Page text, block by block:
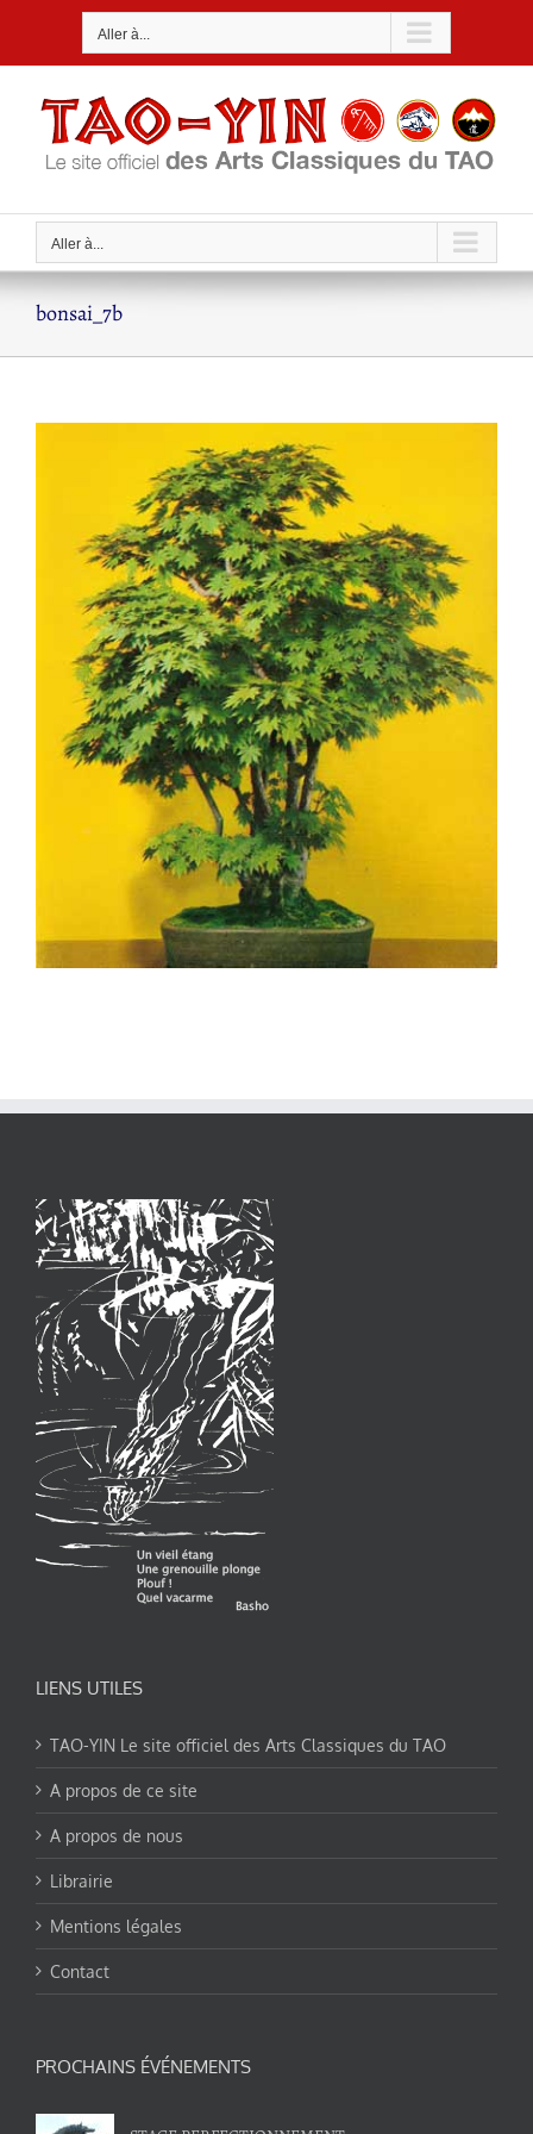
Aller à...
Aller à...
bonsai_7b
LIENS UTILES
TAO-YIN Le site officiel des Arts Classiques du TAO
A propos de ce site
A propos de nous
Librairie
Mentions légales
Contact
PROCHAINS ÉVÉNEMENTS